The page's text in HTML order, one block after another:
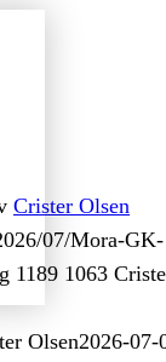
Crister Olsen
07/Mora-GK-
1189 1063
Olsen2026-07-